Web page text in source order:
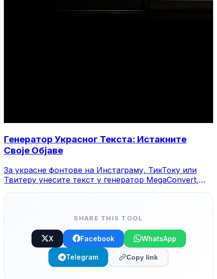
Генератор Украсног Текста: Истакните
Своје Објаве
За украсне фонтове на Инстаграму, ТикТоку или
Твитеру унесите текст у генератор MegaConvert,
SHARE THIS TOOL
X Facebook WhatsApp
Telegram Copy link